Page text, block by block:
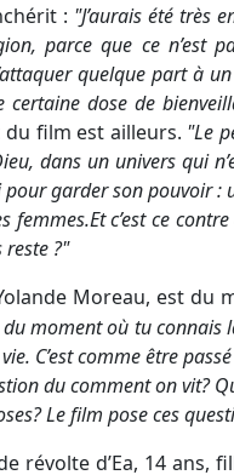
: "J’aurais été très
parce que ce n’est
quelque part à
certaine dose de
film est ailleurs. "Le
dans un univers qui
garder son pouvoir
femmes.Et c’est ce
?"
Moreau, est du
moment où tu
C’est comme être
du comment on vit?
Le film pose ces
révolte d’Ea, 14